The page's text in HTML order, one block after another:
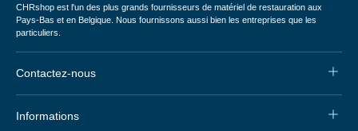
CHRshop est l'un des plus grands fournisseurs de matériel de restauration aux
Pays-Bas et en Belgique. Nous fournissons aussi bien les entreprises que les
particuliers.
Contactez-nous
Informations